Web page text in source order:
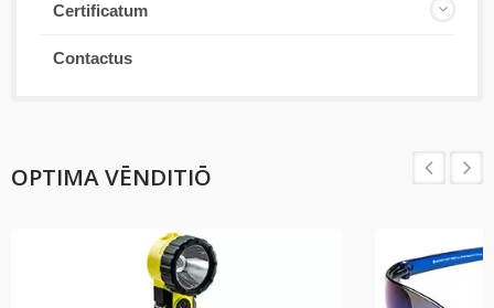
Certificatum
Contactus
OPTIMA VĒNDITIŌ